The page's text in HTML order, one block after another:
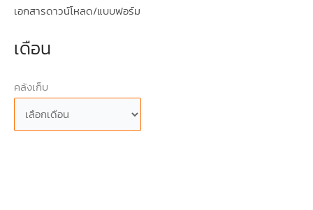
เอกสารดาวน์โหลด/แบบฟอร์ม
เดือน
คลังเก็บ